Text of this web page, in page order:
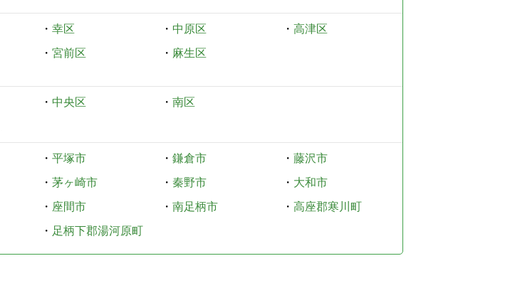
・ 幸区 ・ 中原区 ・ 高津区
・ 宮前区 ・ 麻生区
・ 中央区 ・ 南区
・ 平塚市 ・ 鎌倉市 ・ 藤沢市
・ 茅ヶ崎市 ・ 秦野市 ・ 大和市
・ 座間市 ・ 南足柄市 ・ 高座郡寒川町
・ 足柄下郡湯河原町